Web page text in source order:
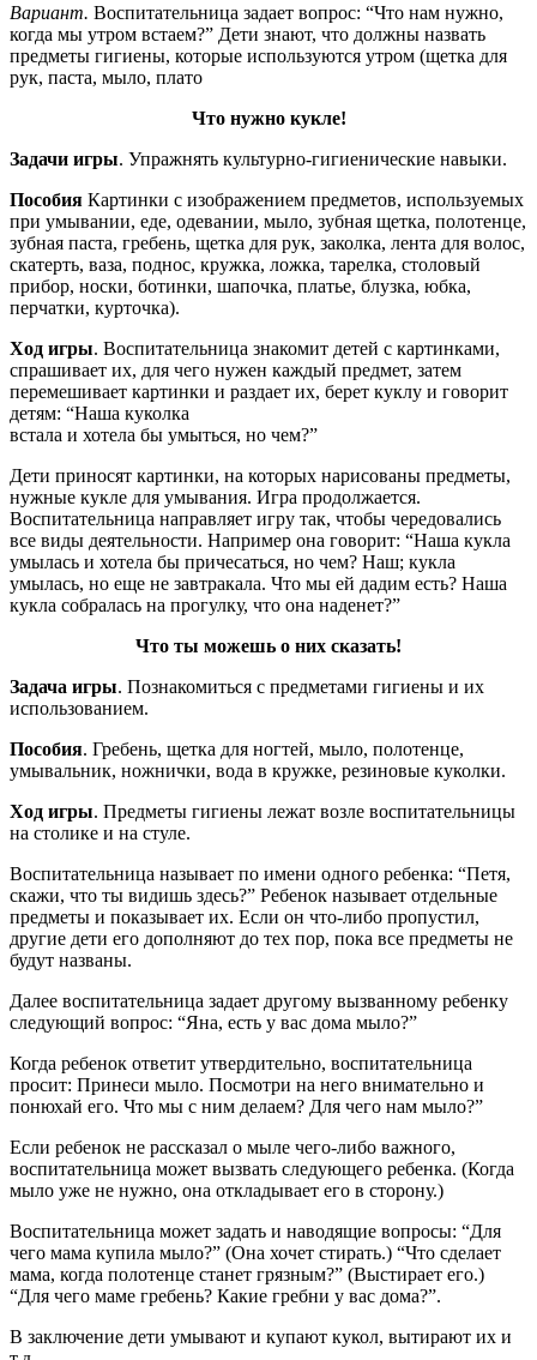
Вариант. Воспитательница задает вопрос: “Что нам нужно,
когда мы утром встаем?” Дети знают, что должны назвать
предметы гигиены, которые используются утром (щетка для
рук, паста, мыло, плато
Что нужно кукле!
Задачи игры. Упражнять культурно-гигиенические навыки.
Пособия Картинки с изображением предметов, используемых
при умывании, еде, одевании, мыло, зубная щетка, полотенце,
зубная паста, гребень, щетка для рук, заколка, лента для волос,
скатерть, ваза, поднос, кружка, ложка, тарелка, столовый
прибор, носки, ботинки, шапочка, платье, блузка, юбка,
перчатки, курточка).
Ход игры. Воспитательница знакомит детей с картинками,
спрашивает их, для чего нужен каждый предмет, затем
перемешивает картинки и раздает их, берет куклу и говорит
детям: “Наша куколка
встала и хотела бы умыться, но чем?”
Дети приносят картинки, на которых нарисованы предметы,
нужные кукле для умывания. Игра продолжается.
Воспитательница направляет игру так, чтобы чередовались
все виды деятельности. Например она говорит: “Наша кукла
умылась и хотела бы причесаться, но чем? Наш; кукла
умылась, но еще не завтракала. Что мы ей дадим есть? Наша
кукла собралась на прогулку, что она наденет?”
Что ты можешь о них сказать!
Задача игры. Познакомиться с предметами гигиены и их
использованием.
Пособия. Гребень, щетка для ногтей, мыло, полотенце,
умывальник, ножнички, вода в кружке, резиновые куколки.
Ход игры. Предметы гигиены лежат возле воспитательницы
на столике и на стуле.
Воспитательница называет по имени одного ребенка: “Петя,
скажи, что ты видишь здесь?” Ребенок называет отдельные
предметы и показывает их. Если он что-либо пропустил,
другие дети его дополняют до тех пор, пока все предметы не
будут названы.
Далее воспитательница задает другому вызванному ребенку
следующий вопрос: “Яна, есть у вас дома мыло?”
Когда ребенок ответит утвердительно, воспитательница
просит: Принеси мыло. Посмотри на него внимательно и
понюхай его. Что мы c ним делаем? Для чего нам мыло?”
Если ребенок не рассказал о мыле чего-либо важного,
воспитательница может вызвать следующего ребенка. (Когда
мыло уже не нужно, она откладывает его в сторону.)
Воспитательница может задать и наводящие вопросы: “Для
чего мама купила мыло?” (Она хочет стирать.) “Что сделает
мама, когда полотенце станет грязным?” (Выстирает его.)
“Для чего маме гребень? Какие гребни у вас дома?”.
В заключение дети умывают и купают кукол, вытирают их и